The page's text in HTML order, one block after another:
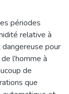
périodes
relative à
pour
l’homme à
de
que